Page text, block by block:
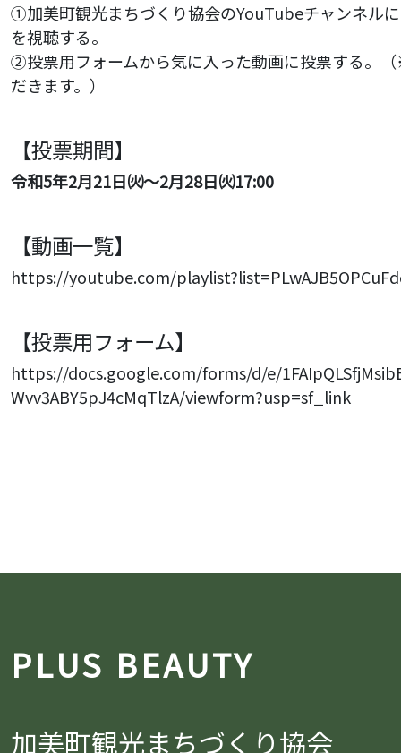
①加美町観光まちづくり協会のYouTubeチャンネル
を視聴する。
②投票用フォームから気に入った動画に投票する。
だきます。）
【投票期間】
令和5年2月21日㈫～2月28日㈫17:00
【動画一覧】
https://youtube.com/
【投票用フォーム】
https://docs.google.com/forms/d/e/
Wvv3ABY5pJ4cMqTlzA/viewform?usp=sf_link
PLUS BEAUTY
加美町観光まちづくり協会